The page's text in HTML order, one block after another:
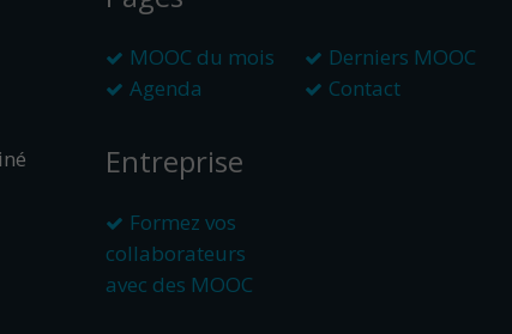
MOOC du mois
Derniers MOOC
Agenda
Contact
Entreprise
Formez vos
collaborateurs
avec des MOOC